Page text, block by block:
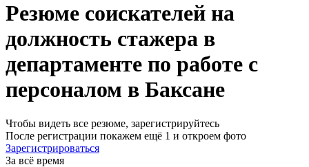
Резюме соискателей на
должность стажера в
департаменте по работе с
персоналом в Баксане
Чтобы видеть все резюме, зарегистрируйтесь
После регистрации покажем ещё 1 и откроем фото
Зарегистрироваться
За всё время